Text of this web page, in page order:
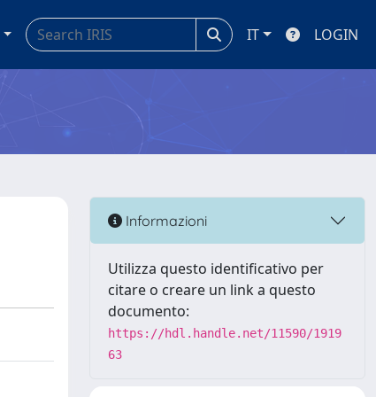
IT LOGIN
Informazioni
Utilizza questo identificativo per
citare o creare un link a questo
documento:
https://hdl.handle.net/11590/1919
63